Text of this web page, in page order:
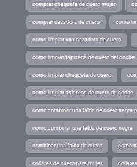
comprar chaqueta de cuero mujer
comprar cazadora de cuero como
como limpiar una cazadora de cuero
como limpiar tapiceria de cuero del coche
como limpiar chaqueta de cuero
como limpiar asientos de cuero de coche
como combinar una falda de cuero negra
como combinar una falda de cuero negra
combinar una falda de cuero
collares de cuero para mujer